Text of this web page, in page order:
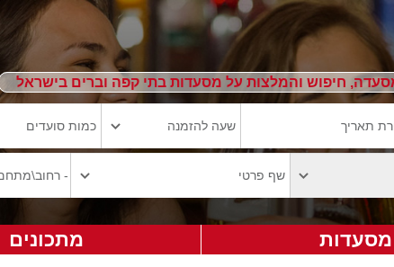
חיפוש והמלצות על מסעדות בתי קפה וברים בישראל
מסעדות מתכונים